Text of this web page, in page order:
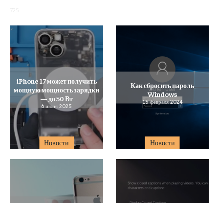
Новости
iPhone 17 может получить
мощную мощность зарядки
— до 50 Вт
6 июня 2025
Новости
Как сбросить пароль
Windows
15 февраля 2024